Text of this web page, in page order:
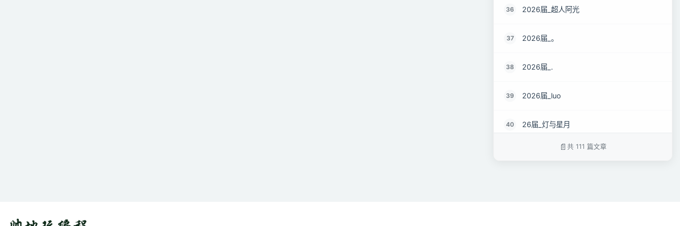
36 2026届_超人阿光
37 2026届_。
38 2026届_.
39 2026届_luo
40 26届_灯与星月
共 111 篇文章